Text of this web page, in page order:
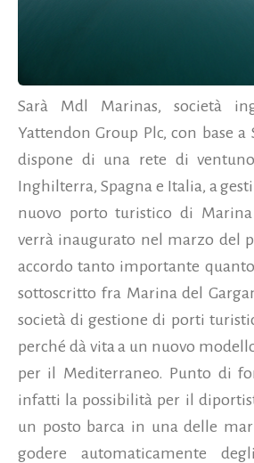
Sarà Mdl Marinas, società
Yattendon Group Plc, con base
dispone di una rete di
Inghilterra, Spagna e Italia, a
nuovo porto turistico di
verrà inaugurato nel marzo del
accordo tanto importante
sottoscritto fra Marina del
società di gestione di porti
perché dà vita a un nuovo
per il Mediterraneo. Punto di
infatti la possibilità per il
un posto barca in una delle
godere automaticamente